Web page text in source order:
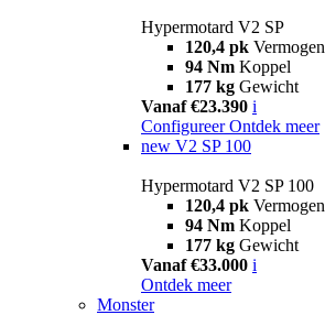
Hypermotard V2 SP
120,4 pk Vermogen
94 Nm Koppel
177 kg Gewicht
Vanaf €23.390 i
Configureer Ontdek meer
new V2 SP 100
Hypermotard V2 SP 100
120,4 pk Vermogen
94 Nm Koppel
177 kg Gewicht
Vanaf €33.000 i
Ontdek meer
Monster